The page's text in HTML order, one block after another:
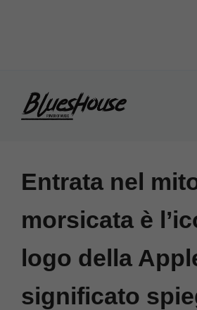
Entrata nel
morsicata è
logo della
significato